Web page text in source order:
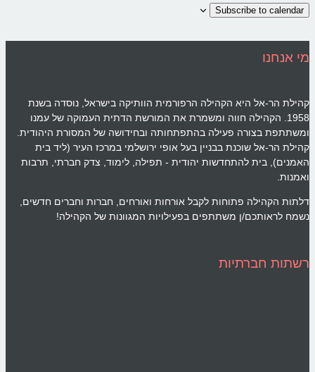
Subscribe to
הר-אל היא הקהילה הרפורמית הוותיקה בישראל, נוסדה בשנת
1958. הקהילה חווה ומשמרת את המורשת הדתית העמוקה של עמנו
בצורה פעילה בהתפתחותה ובחידושה של המסורת היהודית.
הר-אל שוכנת בבניין בעל אופי ירושלמי במרכז העיר (ליד בית
בית להתחדשות יהודית - תפילה, לימוד, צדק חברתי, תרבות
הקהילה פתוחות לקבל אורחות ואורחים, חברות וחברים חדשים,
לראותכם/ן משתתפים בפעילויות המגוונות של הקהילה!
חברתיות